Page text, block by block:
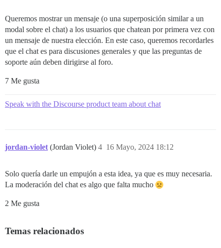
Queremos mostrar un mensaje (o una superposición similar a un
modal sobre el chat) a los usuarios que chatean por primera vez con
un mensaje de nuestra elección. En este caso, queremos recordarles
que el chat es para discusiones generales y que las preguntas de
soporte aún deben dirigirse al foro.
7 Me gusta
Speak with the Discourse product team about chat
jordan-violet (Jordan Violet) 16 Mayo, 2024 18:12
4
Solo quería darle un empujón a esta idea, ya que es muy necesaria.
La moderación del chat es algo que falta mucho
2 Me gusta
Temas relacionados